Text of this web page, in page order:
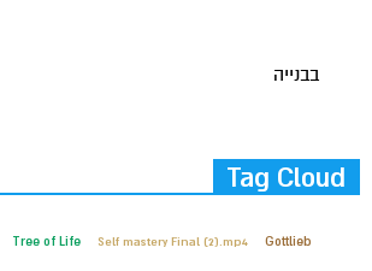
בבנייה
Tag Cloud
Gottlieb
Self mastery Final (2).mp4
Tree of Life